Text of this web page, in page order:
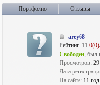
Портфолио Отзывы
arey68
Рейтинг: 11 0(0)
Свободен, был
Просмотров: 29
Дата
На сайте: 11